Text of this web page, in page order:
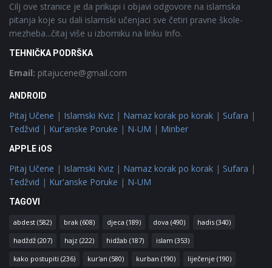
Cilj ove stranice je da prikupi i objavi odgovore na islamska
pitanja koje su dali islamski učenjaci sve četiri pravne škole-
mezheba...čitaj više u izborniku na linku Info.
TEHNIČKA PODRŠKA
Email: pitajucene@gmail.com
ANDROID
Pitaj Učene | Islamski Kviz | Namaz korak po korak | Sufara |
Tedžvid | Kur'anske Poruke | N-UM | Minber
APPLE iOS
Pitaj Učene | Islamski Kviz | Namaz korak po korak | Sufara |
Tedžvid | Kur'anske Poruke | N-UM
TAGOVI
abdest (582) brak (608) djeca (189) dova (490) hadis (340)
hadždž (207) hajz (222) hidžab (187) islam (353)
kako postupiti (236) kur'an (580) kurban (190) liječenje (190)